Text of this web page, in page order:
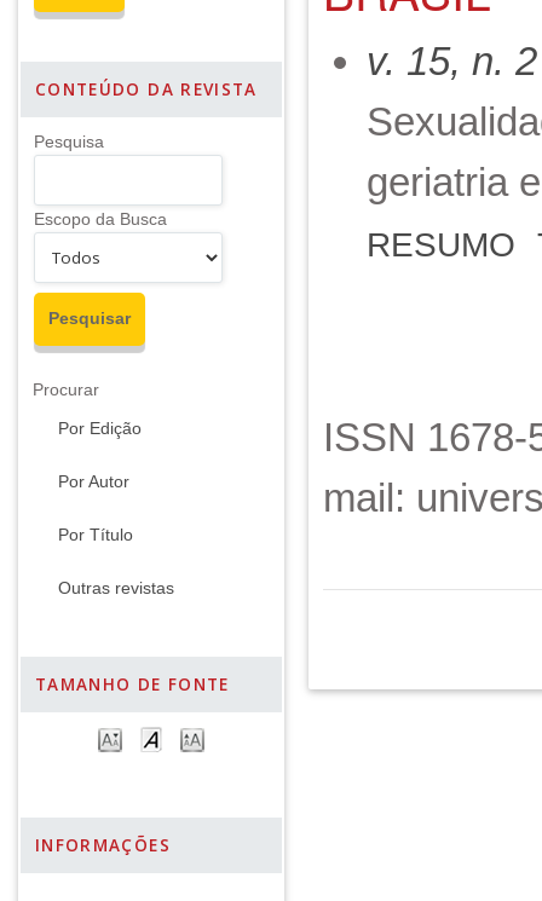
CONTEÚDO DA REVISTA
Pesquisa
Escopo da Busca
Procurar
Por Edição
Por Autor
Por Título
Outras revistas
TAMANHO DE FONTE
INFORMAÇÕES
v. 15, n.
geriatria
RESUMO
ISSN
mail: